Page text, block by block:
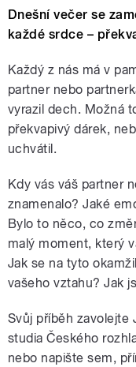
Dnešní večer se
každé srdce –
Každý z nás má v
partner nebo
vyrazil dech. Možná
překvapivý dárek,
uchvátil.
Kdy vás váš partner
znamenalo? Jaké
Bylo to něco, co
malý moment, který
Jak se na tyto
vašeho vztahu? Jak
Svůj příběh zavolejte
studia Českého
nebo napište sem,